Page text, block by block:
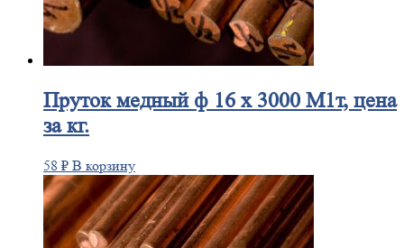
Прутокмедный ф 16 х 3000 М1т, цена
за кг.
58 ₽ В корзину